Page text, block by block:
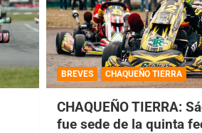
BREVES CHAQUEÑO TIERRA
CHAQUEÑO TIERRA:
fue sede de la quinta